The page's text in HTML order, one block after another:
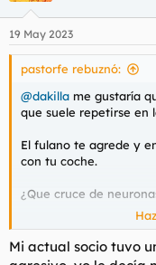
19 May 2023
pastorfe rebuznó:
@dakilla me gustaría
que suele repetirse en
El fulano te agrede y
con tu coche.
¿Que cruce de
¿No pensaste en
sido
agresión?
Mi actual socio tuvo